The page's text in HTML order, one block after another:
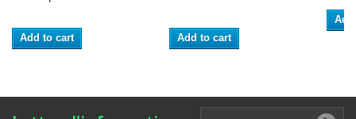
Add to cart Add to cart